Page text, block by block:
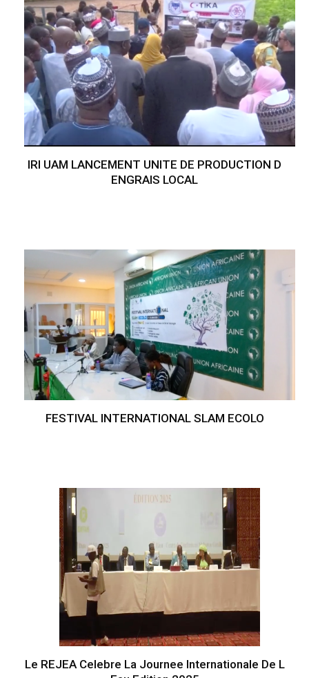
IRI UAM LANCEMENT UNITE DE PRODUCTION D
ENGRAIS LOCAL
FESTIVAL INTERNATIONAL SLAM ECOLO
Le REJEA Celebre La Journee Internationale De L